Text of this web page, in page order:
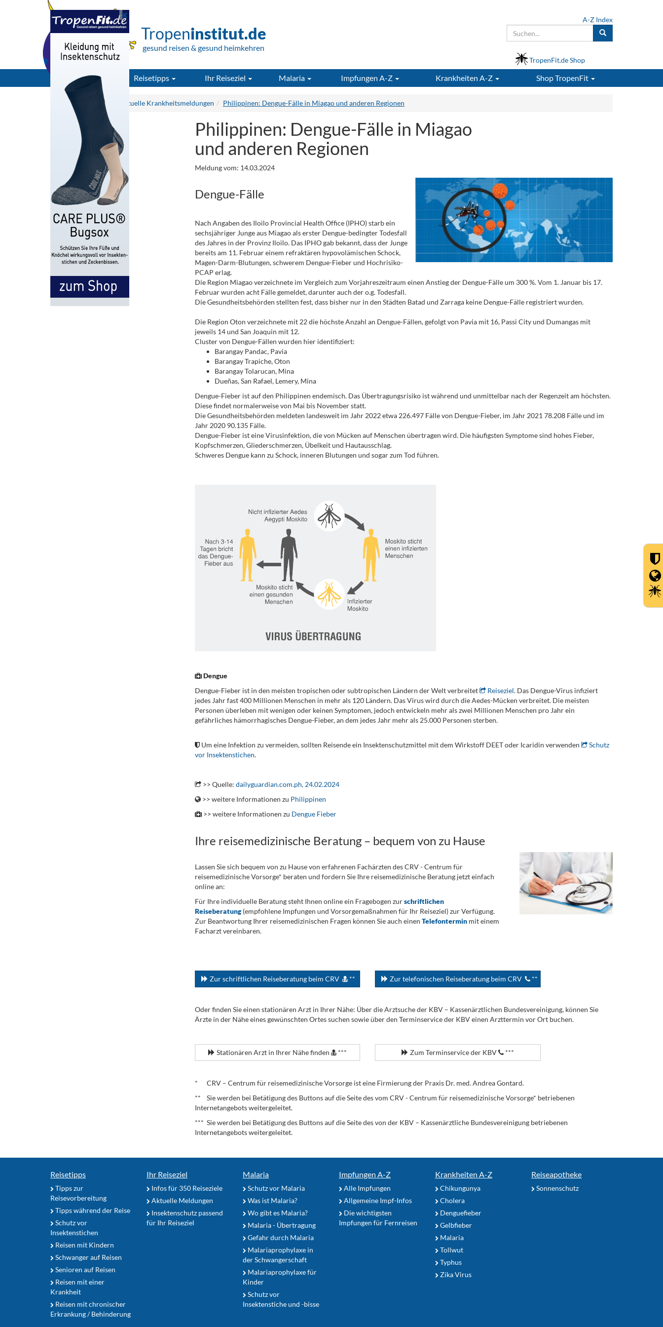
Tropeninstitut.de
gesund reisen & gesund heimkehren
A-Z Index
TropenFit.de Shop
Reisetipps Ihr Reiseziel Malaria Impfungen A-Z Krankheiten A-Z ShopTropenFit
Tropeninstitut.de Aktuelle Krankheitsmeldungen Philippinen: Dengue-Fälle in Miagao und anderen Regionen
Philippinen: Dengue-Fälle in Miagao
und anderen Regionen
Meldung vom: 14.03.2024
Dengue-Fälle
Nach Angaben des Iloilo Provincial Health Office (IPHO) starb ein
sechsjähriger Junge aus Miagao als erster Dengue-bedingter Todesfall
des Jahres in der Provinz Iloilo. Das IPHO gab bekannt, dass der Junge
bereits am 11. Februar einem refraktären hypovolämischen Schock,
Magen-Darm-Blutungen, schwerem Dengue-Fieber und Hochrisiko-
PCAP erlag.
Die Region Miagao verzeichnete im Vergleich zum Vorjahreszeitraum einen Anstieg der Dengue-Fälle um 300 %. Vom 1. Januar bis 17.
Februar wurden acht Fälle gemeldet, darunter auch der o.g. Todesfall.
Die Gesundheitsbehörden stellten fest, dass bisher nur in den Städten Batad und Zarraga keine Dengue-Fälle registriert wurden.
Die Region Oton verzeichnete mit 22 die höchste Anzahl an Dengue-Fällen, gefolgt von Pavia mit 16, Passi City und Dumangas mit
jeweils 14 und San Joaquin mit 12.
Cluster von Dengue-Fällen wurden hier identifiziert:
Barangay Pandac, Pavia
Barangay Trapiche, Oton
Barangay Tolarucan, Mina
Dueñas, San Rafael, Lemery, Mina
Dengue-Fieber ist auf den Philippinen endemisch. Das Übertragungsrisiko ist während und unmittelbar nach der Regenzeit am höchsten.
Diese findet normalerweise von Mai bis November statt.
Die Gesundheitsbehörden meldeten landesweit im Jahr 2022 etwa 226.497 Fälle von Dengue-Fieber, im Jahr 2021 78.208 Fälle und im
Jahr 2020 90.135 Fälle.
Dengue-Fieber ist eine Virusinfektion, die von Mücken auf Menschen übertragen wird. Die häufigsten Symptome sind hohes Fieber,
Kopfschmerzen, Gliederschmerzen, Übelkeit und Hautausschlag.
Schweres Dengue kann zu Schock, inneren Blutungen und sogar zum Tod führen.
Dengue
Dengue-Fieber ist in den meisten tropischen oder subtropischen Ländern der Welt verbreitet
Reiseziel. Das Dengue-Virus infiziert
jedes Jahr fast 400 Millionen Menschen in mehr als 120 Ländern. Das Virus wird durch die Aedes-Mücken verbreitet. Die meisten
Personen überleben mit wenigen oder keinen Symptomen, jedoch entwickeln mehr als zwei Millionen Menschen pro Jahr ein
gefährliches hämorrhagisches Dengue-Fieber, an dem jedes Jahr mehr als 25.000 Personen sterben.
Um eine Infektion zu vermeiden, sollten Reisende ein Insektenschutzmittel mit dem Wirkstoff DEET oder Icaridin verwenden
Schutz
vor Insektenstichen.
>> Quelle: dailyguardian.com.ph, 24.02.2024
>> weitere Informationen zu Philippinen
>> weitere Informationen zu Dengue Fieber
Ihre reisemedizinische Beratung – bequem von zu Hause
Lassen Sie sich bequem von zu Hause von erfahrenen Fachärzten des CRV - Centrum für
reisemedizinische Vorsorge* beraten und fordern Sie Ihre reisemedizinische Beratung jetzt einfach
online an:
Für Ihre individuelle Beratung steht Ihnen online ein Fragebogen zurschriftlichen
Reiseberatung(empfohlene Impfungen und Vorsorgemaßnahmen für Ihr Reiseziel) zur Verfügung.
Zur Beantwortung Ihrer reisemedizinischen Fragen können Sie auch einen Telefonterminmit einem
Facharzt vereinbaren.
Zur schriftlichen Reiseberatung beim CRV ** Zur telefonischen Reiseberatung beim CRV **
Oder finden Sie einen stationären Arzt in Ihrer Nähe: Über die Arztsuche der KBV – Kassenärztlichen Bundesvereinigung, können Sie
Ärzte in der Nähe eines gewünschten Ortes suchen sowie über den Terminservice der KBV einen Arzttermin vor Ort buchen.
Stationären Arzt in Ihrer Nähe finden *** Zum Terminservice der KBV ***
* CRV – Centrum für reisemedizinische Vorsorge ist eine Firmierung der Praxis Dr. med. Andrea Gontard.
** Sie werden bei Betätigung des Buttons auf die Seite des vom CRV - Centrum für reisemedizinische Vorsorge* betriebenen
Internetangebots weitergeleitet.
*** Sie werden bei Betätigung des Buttons auf die Seite des von der KBV – Kassenärztliche Bundesvereinigung betriebenen
Internetangebots weitergeleitet.
Reisetipps
Tipps zur
Reisevorbereitung
Tipps während der Reise
Schutz vor
Insektenstichen
Reisen mit Kindern
Schwanger auf Reisen
Senioren auf Reisen
Reisen mit einer
Krankheit
Reisen mit chronischer
Erkrankung / Behinderung
Ihr Reiseziel
Infos für 350 Reiseziele
Aktuelle Meldungen
Insektenschutz passend
für Ihr Reiseziel
Malaria
Schutz vor Malaria
Was ist Malaria?
Wo gibt es Malaria?
Malaria - Übertragung
Gefahr durch Malaria
Malariaprophylaxe in
der Schwangerschaft
Malariaprophylaxe für
Kinder
Schutz vor
Insektenstiche und -bisse
Impfungen A-Z
Alle Impfungen
Allgemeine Impf-Infos
Die wichtigsten
Impfungen für Fernreisen
Krankheiten A-Z
Chikungunya
Cholera
Denguefieber
Gelbfieber
Malaria
Tollwut
Typhus
Zika Virus
Reiseapotheke
Sonnenschutz